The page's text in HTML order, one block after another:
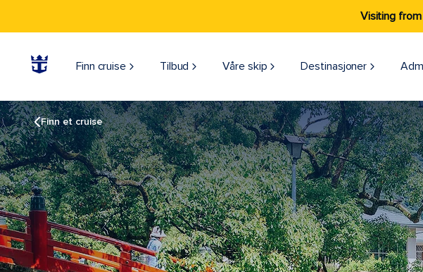
Visiting
Finn cruise Tilbud Våre skip Destinasjoner
Finn et cruise